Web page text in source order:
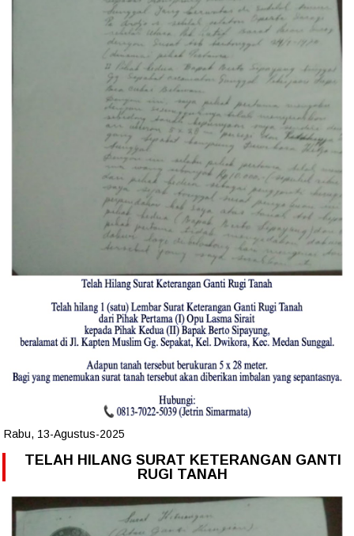
Rabu, 13-Agustus-2025
TELAH HILANG SURAT KETERANGAN GANTI
RUGI TANAH